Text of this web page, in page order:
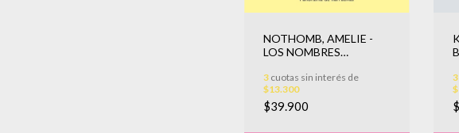
NOTHOMB, AMELIE -
LOS NOMBRES
3 cuotas sin interés de
$13.300
$39.900
3